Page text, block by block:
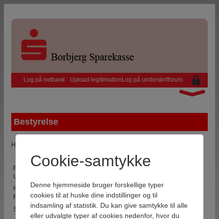
Log på netbank Upload legitimation Log på underskriftsrum
Repræsentantskab
Nyttige oplysninger
Klagevejledning
Bestyrelse
Her kan du se hvem der er valgt i bestyrelsen for Borbjerg Sparekasse
Formand,
Uddannelsesleder
Aksel Meldgaard Ryde
Næstformand,
Fysioterapeut
Henrik Kirkegaard Borbjerg
Smedemester Torben Amstrup
Hvam
Cookie-samtykke
Denne hjemmeside bruger forskellige typer
cookies til at huske dine indstillinger og til
indsamling af statistik. Du kan give samtykke til alle
eller udvalgte typer af cookies nedenfor, hvor du